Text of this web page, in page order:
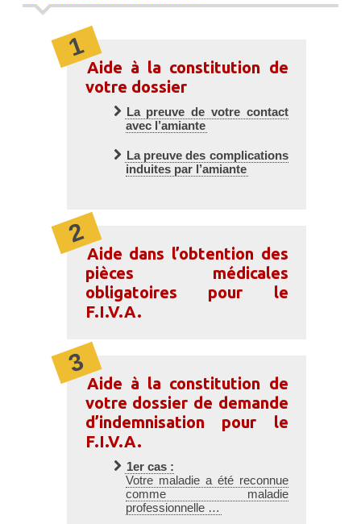
Aide à la constitution de
votre dossier
La preuve de votre contact
avec l’amiante
La preuve des complications
induites par l’amiante
Aide dans l’obtention des
pièces médicales
obligatoires pour le
F.I.V.A.
Aide à la constitution de
votre dossier de demande
d’indemnisation pour le
F.I.V.A.
1er cas :
Votre maladie a été reconnue
comme maladie
professionnelle …